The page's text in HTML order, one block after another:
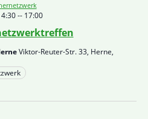
-- 17:00
Viktor-Reuter-Str. 33, Herne,